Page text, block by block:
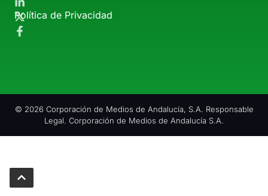
Política de Privacidad
© 2026 Corporación de Medios de Andalucía, S.A. Responsable
Legal. Corporación de Medios de Andalucía S.A.